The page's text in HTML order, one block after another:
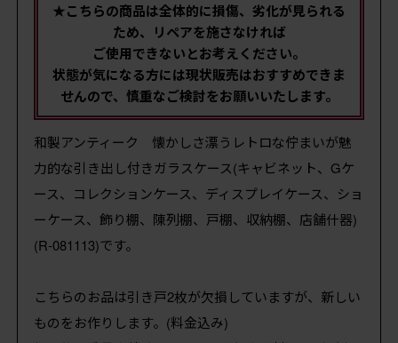
★こちらの商品は全体的に損傷、劣化が見られる
ため、リペアを施さなければ
ご使用できないとお考えください。
状態が気になる方には現状販売はおすすめできま
せんので、慎重なご検討をお願いいたします。
和製アンティーク 懐かしさ漂うレトロな佇まいが魅
力的な引き出し付きガラスケース(キャビネット、Gケ
ース、コレクションケース、ディスプレイケース、ショ
ーケース、飾り棚、陳列棚、戸棚、収納棚、店舗什器)
(R-081113)です。
こちらのお品は引き戸2枚が欠損していますが、新しい
ものをお作りします。(料金込み)